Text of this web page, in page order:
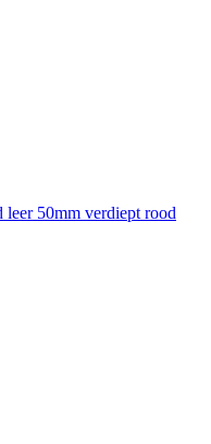
50mm verdiept rood